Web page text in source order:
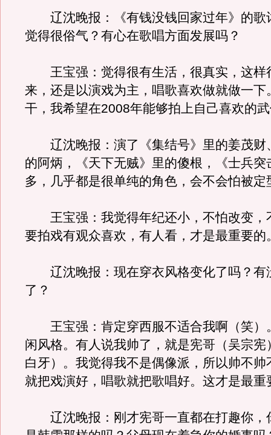
辽沈晚报：《有钱没钱回家过年》的歌
觉得很俗气？有心在歌唱方面发展吗？
王宝强：觉得很有生活，很真实，这样
来，还是以演戏为主，唱歌喜欢做就做一下
干，我希望在2008年能够拍上自己喜欢的
辽沈晚报：演了《集结号》里的姜茂财
的阿炳，《天下无贼》里的傻根，《士兵突
多，几乎都是很单纯的角色，会不会怕被定
王宝强：我觉得年纪还小，不怕改变，
要拍戏有观众喜欢，有人看，才是最重要的
辽沈晚报：现在穿衣风格变化了吗？有
了？
王宝强：肯定穿西服不适合我啊（笑）
闲风格。有人说我帅了，就是宪哥（吴宗宪
白牙）。我觉得我不是偶像派，所以帅不帅
就把戏演好，唱歌就把歌唱好。这才是最重
辽沈晚报：刚才宪哥一直都在打趣你，